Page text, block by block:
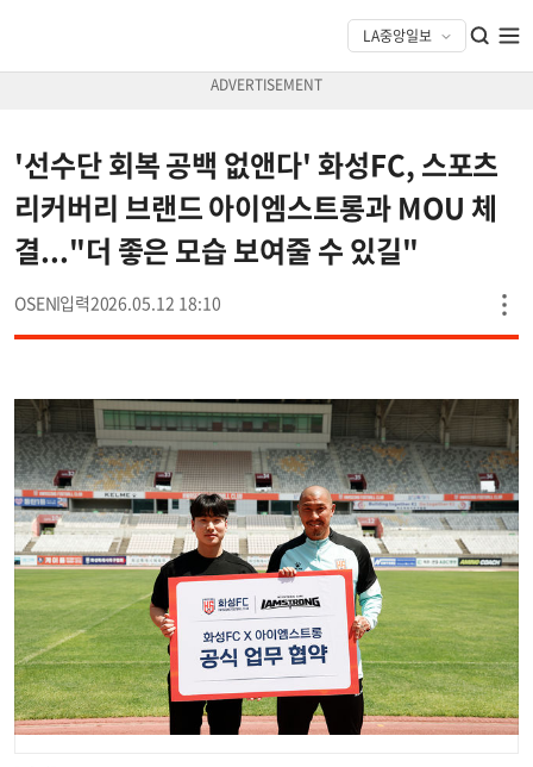
'선수단 회복 공백 없앤다' 화성FC, 스포츠
리커버리 브랜드 아이엠스트롱과 MOU 체
결..."더 좋은 모습 보여줄 수 있길"
OSEN 2026.05.12 18:10